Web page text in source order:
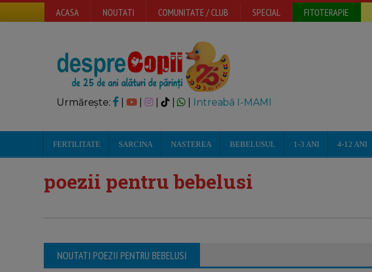
ACASA NOUTATI COMUNITATE / CLUB SPECIAL FITOTERAPIE
Urmărește: | | Intreabă I-MAMI
FERTILITATE SARCINA NASTEREA BEBELUSUL 1-3 ANI 4-12 ANI
poezii pentru bebelusi
NOUTATI POEZII PENTRU BEBELUSI